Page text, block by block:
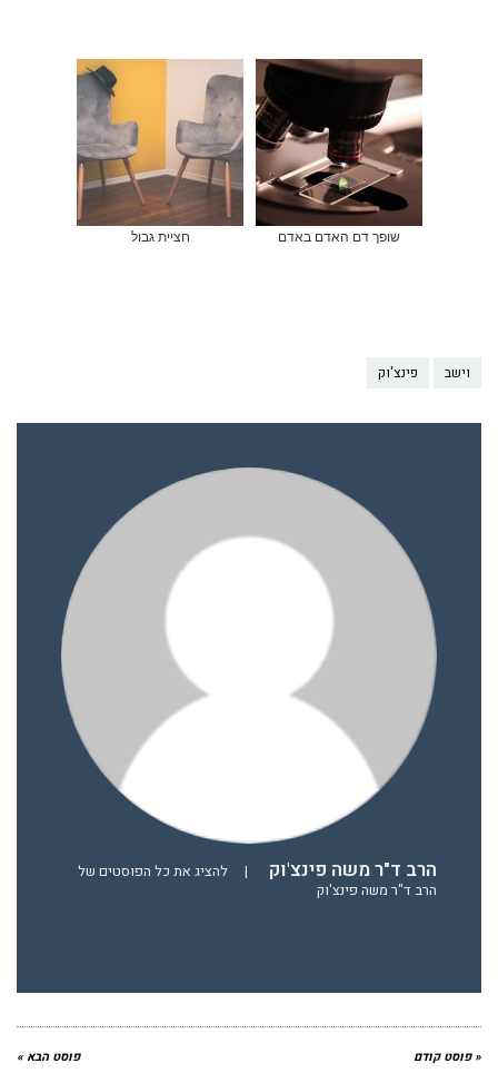
שופך דם האדם באדם חציית גבול
וישב פינצ'וק
הרב ד"ר משה פינצ'וק |
להציג את כל הפוסטים של
הרב ד"ר משה פינצ'וק
« פוסט קודם פוסט הבא »